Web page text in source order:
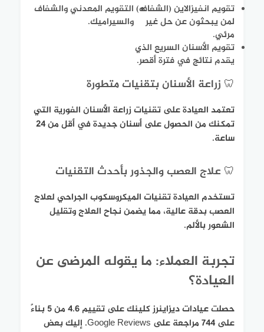
تقويم انفيزالاين (الشفاف)
لمن يبحثون عن حل غير
مرئي.
التقويم المعدني والشفاف
والسيراميك.
تقويم الأسنان السريع الذي
يقدم نتائج في فترة أقصر.
🦷 زراعة الأسنان بتقنيات متطورة
تعتمد العيادة على تقنيات زراعة الأسنان الفورية التي
تمكنك من الحصول على أسنان جديدة في أقل من 24
ساعة.
🦷 علاج العصب والجذور بأحدث التقنيات
تستخدم العيادة تقنيات الميكروسكوب الجراحي لعلاج
العصب بدقة عالية، مما يضمن نجاح العلاج وتقليل
الشعور بالألم.
تجربة العملاء: ما يقوله المرضى عن
العيادة؟
حصلت عيادات ديزاينرز كلينك على تقييم 4.6 من 5 بناءً
على 744 مراجعة على Google Reviews. إليك بعض